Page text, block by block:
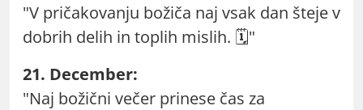
"V pričakovanju božiča naj vsak dan šteje v
dobrih delih in toplih mislih. 🗓️"
21. December:
"Naj božični večer prinese čas za